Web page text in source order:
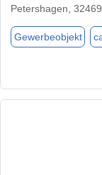
Petershagen, 32469
Gewerbeobjekt